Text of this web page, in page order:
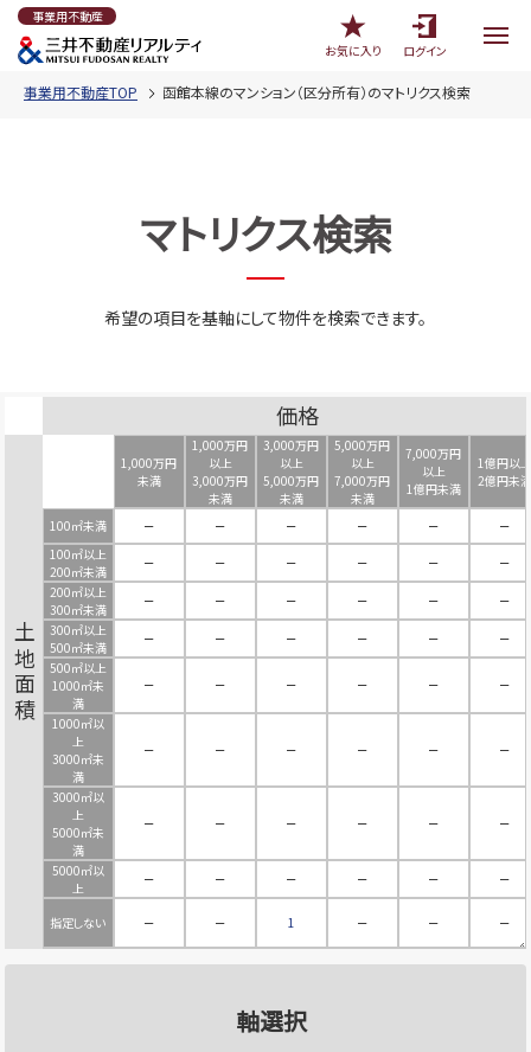
事業用不動産
お気に入り
ログイン
事業用不動産TOP 函館本線のマンション（区分所有）のマトリクス検索
マトリクス検索
希望の項目を基軸にして物件を検索できます。
価格
土地面積
1,000万円
未満
1,000万円
以上
3,000万円
未満
3,000万円
以上
5,000万円
未満
5,000万円
以上
7,000万円
未満
7,000万円
以上
1億円未満
1億円以上
2億円未満
100㎡未満 － － － － －
－
100㎡以上
200㎡未満
－ － － － －
－
200㎡以上
300㎡未満
－ － － － －
－
300㎡以上
500㎡未満
－ － － － －
－
500㎡以上
1000㎡未
満
－ － － － － －
1000㎡以
上
3000㎡未
満
－ － － － － －
3000㎡以
上
5000㎡未
満
－ － － － － －
5000㎡以
上
－ － － － － －
指定しない － － 1 － － －
軸選択